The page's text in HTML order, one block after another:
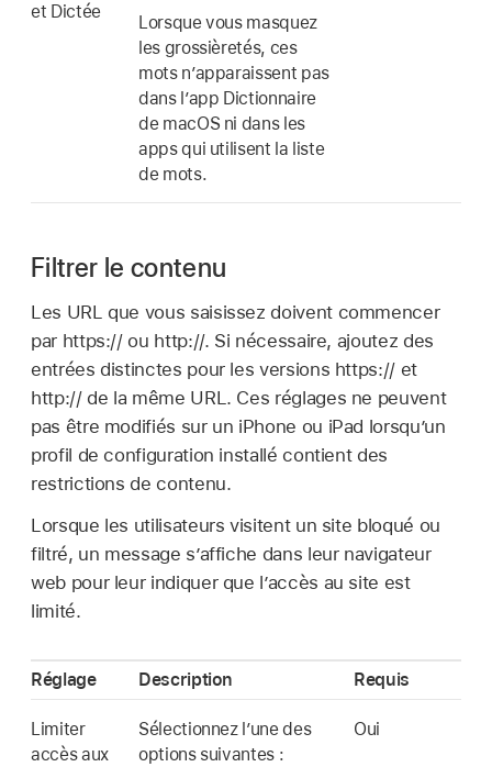
et Dictée
Lorsque vous masquez
les grossièretés, ces
mots n’apparaissent pas
dans l’app Dictionnaire
de macOS ni dans les
apps qui utilisent la liste
de mots.
Filtrer le contenu
Les URL que vous saisissez doivent commencer
par https:// ou http://. Si nécessaire, ajoutez des
entrées distinctes pour les versions https:// et
http:// de la même URL. Ces réglages ne peuvent
pas être modifiés sur un iPhone ou iPad lorsqu’un
profil de configuration installé contient des
restrictions de contenu.
Lorsque les utilisateurs visitent un site bloqué ou
filtré, un message s’affiche dans leur navigateur
web pour leur indiquer que l’accès au site est
limité.
Réglage Description Requis
Limiter
accès aux
Sélectionnez l’une des
options suivantes :
Oui